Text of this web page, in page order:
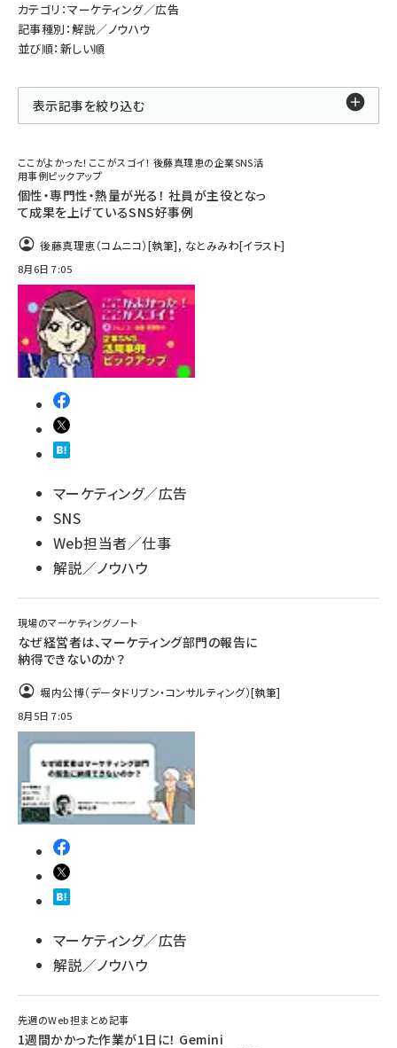
カテゴリ：マーケティング／広告
記事種別：解説／ノウハウ
並び順：新しい順
表示記事を絞り込む
ここがよかった！ここがスゴイ！ 後藤真理恵の企業SNS活
用事例ピックアップ
個性・専門性・熱量が光る！ 社員が主役となっ
て成果を上げているSNS好事例
後藤真理恵（コムニコ）[執筆], なとみみわ[イラスト]
8月6日 7:05
マーケティング／広告
SNS
Web担当者／仕事
解説／ノウハウ
現場のマーケティングノート
なぜ経営者は、マーケティング部門の報告に
納得できないのか？
堀内公博（データドリブン・コンサルティング）[執筆]
8月5日 7:05
マーケティング／広告
解説／ノウハウ
先週のWeb担まとめ記事
1週間かかった作業が1日に！ Gemini